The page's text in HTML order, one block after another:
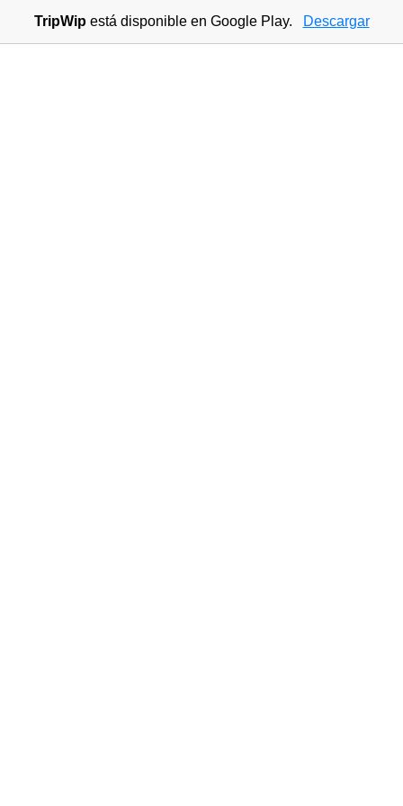
TripWipestá disponible en Google Play. Descargar